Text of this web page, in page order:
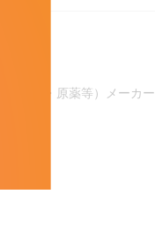
バイオ・原薬等）メーカー